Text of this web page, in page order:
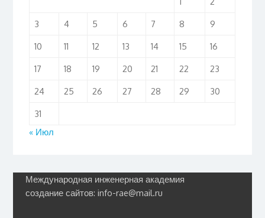
3
4 5 6 7 8
9
10
11 12 13 14 15
16
17
18 19 20 21 22
23
24
25 26 27 28 29
30
31
« Июл
Международная инженерная академия
создание сайтов: info-rae@mail.ru